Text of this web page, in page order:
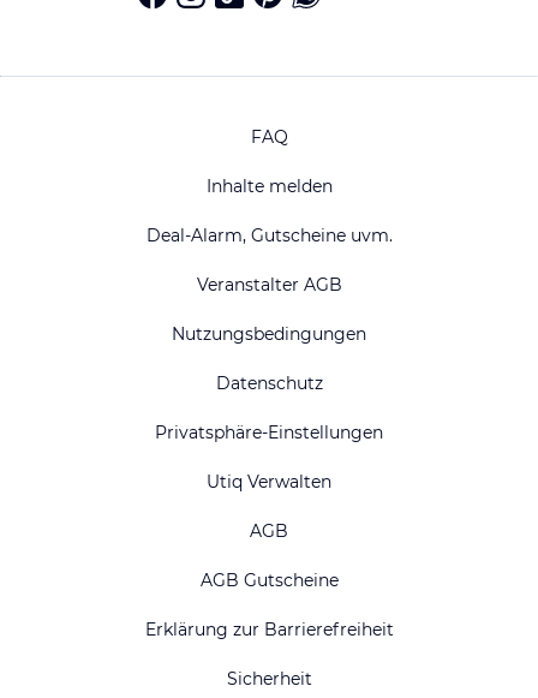
FAQ
Inhalte melden
Deal-Alarm, Gutscheine uvm.
Veranstalter AGB
Nutzungsbedingungen
Datenschutz
Privatsphäre-Einstellungen
Utiq Verwalten
AGB
AGB Gutscheine
Erklärung zur Barrierefreiheit
Sicherheit